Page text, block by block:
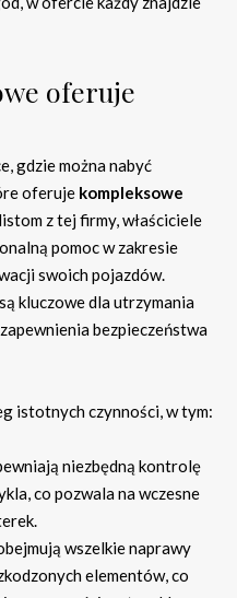
oferuje
gdzie można nabyć
oferuje kompleksowe
z tej firmy, właściciele
pomoc w zakresie
swoich pojazdów.
kluczowe dla utrzymania
bezpieczeństwa
istotnych czynności, w tym:
niezbędną kontrolę
co pozwala na wczesne
wszelkie naprawy
elementów, co